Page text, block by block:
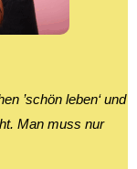
’schön leben‘ und
Man muss nur